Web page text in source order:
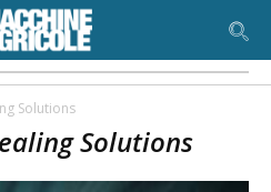
Solutions
Solutions